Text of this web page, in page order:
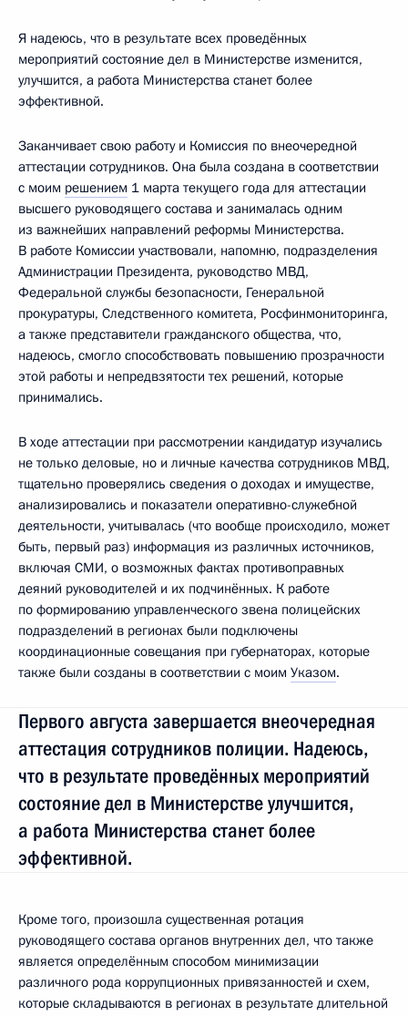
Я надеюсь, что в результате всех проведённых
мероприятий состояние дел в Министерстве изменится,
улучшится, а работа Министерства станет более
эффективной.
Заканчивает свою работу и Комиссия по внеочередной
аттестации сотрудников. Она была создана в соответствии
с моим решением 1 марта текущего года для аттестации
высшего руководящего состава и занималась одним
из важнейших направлений реформы Министерства.
В работе Комиссии участвовали, напомню, подразделения
Администрации Президента, руководство МВД,
Федеральной службы безопасности, Генеральной
прокуратуры, Следственного комитета, Росфинмониторинга,
а также представители гражданского общества, что,
надеюсь, смогло способствовать повышению прозрачности
этой работы и непредвзятости тех решений, которые
принимались.
В ходе аттестации при рассмотрении кандидатур изучались
не только деловые, но и личные качества сотрудников МВД,
тщательно проверялись сведения о доходах и имуществе,
анализировались и показатели оперативно-служебной
деятельности, учитывалась (что вообще происходило, может
быть, первый раз) информация из различных источников,
включая СМИ, о возможных фактах противоправных
деяний руководителей и их подчинённых. К работе
по формированию управленческого звена полицейских
подразделений в регионах были подключены
координационные совещания при губернаторах, которые
также были созданы в соответствии с моим Указом.
Первого августа завершается внеочередная
аттестация сотрудников полиции. Надеюсь,
что в результате проведённых мероприятий
состояние дел в Министерстве улучшится,
а работа Министерства станет более
эффективной.
Кроме того, произошла существенная ротация
руководящего состава органов внутренних дел, что также
является определённым способом минимизации
различного рода коррупционных привязанностей и схем,
которые складываются в регионах в результате длительной